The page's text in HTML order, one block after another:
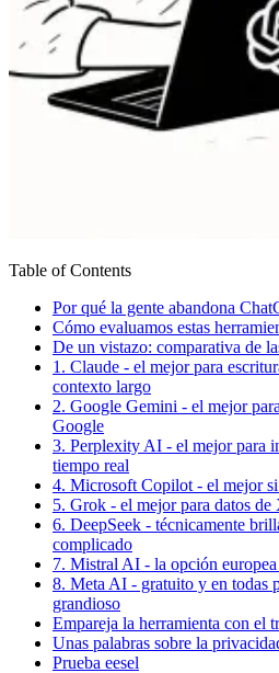
Table of Contents
Por qué la gente abandona
Cómo evaluamos estas
De un vistazo: comparativa de
1. Claude - el mejor para
contexto largo
2. Google Gemini - el mejor
Google
3. Perplexity AI - el mejor para
tiempo real
4. Microsoft Copilot - el mejor
5. Grok - el mejor para datos
6. DeepSeek - técnicamente
complicado
7. Mistral AI - la opción
8. Meta AI - gratuito y en todas
grandioso
Empareja la herramienta con el
Unas palabras sobre la
Prueba eesel